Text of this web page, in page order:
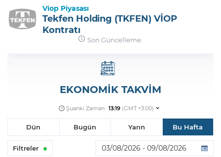
Viop Piyasası
Tekfen Holding (TKFEN) VİOP
Kontratı
Son Güncelleme:
EKONOMİK TAKVİM